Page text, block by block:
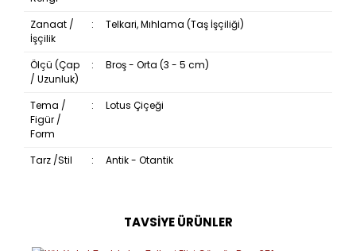
Zanaat /
İşçilik
: Telkari, Mıhlama (Taş İşçiliği)
Ölçü (Çap
/ Uzunluk)
: Broş - Orta (3 - 5 cm)
Tema /
Figür /
Form
: Lotus Çiçeği
Tarz /Stil : Antik - Otantik
TAVSİYE ÜRÜNLER